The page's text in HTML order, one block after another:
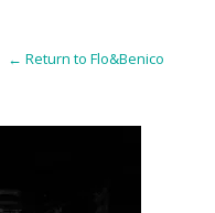
← Return to Flo&Benico